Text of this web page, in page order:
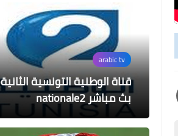
arabic tv
قناة الوطنية التونسية الثانية
بث مباشر nationale2